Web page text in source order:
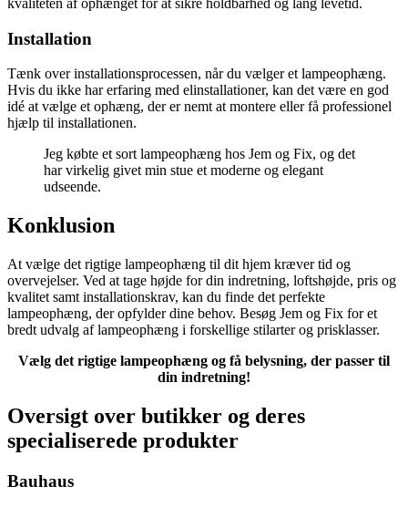
kvaliteten af ophænget for at sikre holdbarhed og lang levetid.
Installation
Tænk over installationsprocessen, når du vælger et lampeophæng.
Hvis du ikke har erfaring med elinstallationer, kan det være en god
idé at vælge et ophæng, der er nemt at montere eller få professionel
hjælp til installationen.
Jeg købte et sort lampeophæng hos Jem og Fix, og det
har virkelig givet min stue et moderne og elegant
udseende.
Konklusion
At vælge det rigtige lampeophæng til dit hjem kræver tid og
overvejelser. Ved at tage højde for din indretning, loftshøjde, pris og
kvalitet samt installationskrav, kan du finde det perfekte
lampeophæng, der opfylder dine behov. Besøg Jem og Fix for et
bredt udvalg af lampeophæng i forskellige stilarter og prisklasser.
Vælg det rigtige lampeophæng og få belysning, der passer til
din indretning!
Oversigt over butikker og deres
specialiserede produkter
Bauhaus